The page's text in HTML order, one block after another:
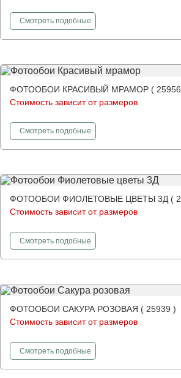
Смотретьфотообои
подобные
ФОТООБОИ КРАСИВЫЙ МРАМОР (
Стоимость зависит от размеров
Смотретьфотообои
подобные
ФОТООБОИ ФИОЛЕТОВЫЕ ЦВЕТЫ 3Д (
Стоимость зависит от размеров
Смотретьфотообои
подобные
ФОТООБОИ САКУРА РОЗОВАЯ ( 25939 )
Стоимость зависит от размеров
Смотретьфотообои
подобные